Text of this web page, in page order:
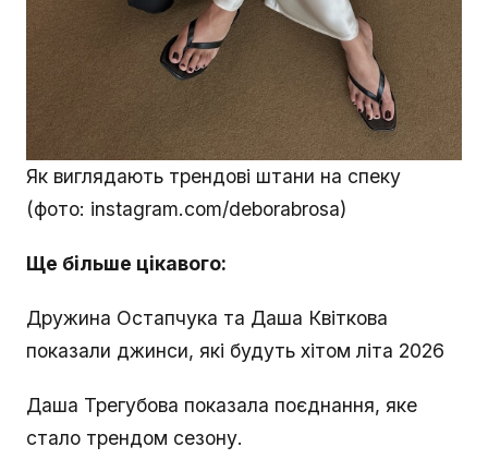
Як виглядають трендові штани на спеку
(фото: instagram.com/deborabrosa)
Ще більше цікавого:
Дружина Остапчука та Даша Квіткова
показали джинси, які будуть хітом літа 2026
Даша Трегубова показала поєднання, яке
стало трендом сезону.